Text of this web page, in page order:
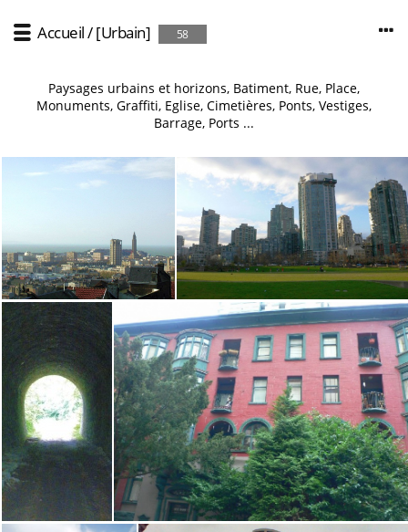
Accueil/[Urbain] 58
Paysages urbains et horizons, Batiment, Rue, Place,
Monuments, Graffiti, Eglise, Cimetières, Ponts, Vestiges,
Barrage, Ports ...